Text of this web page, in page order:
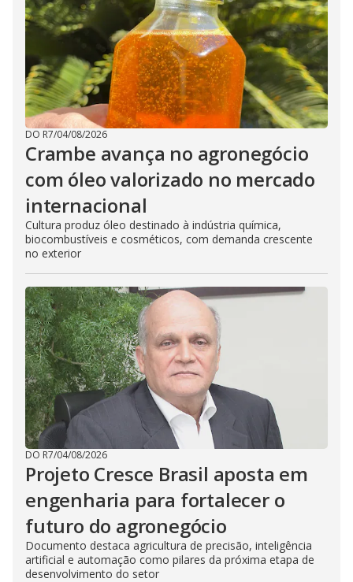
DO R7/04/08/2026
Crambe avança no agronegócio
com óleo valorizado no mercado
internacional
Cultura produz óleo destinado à indústria química,
biocombustíveis e cosméticos, com demanda crescente
no exterior
DO R7/04/08/2026
Projeto Cresce Brasil aposta em
engenharia para fortalecer o
futuro do agronegócio
Documento destaca agricultura de precisão, inteligência
artificial e automação como pilares da próxima etapa de
desenvolvimento do setor